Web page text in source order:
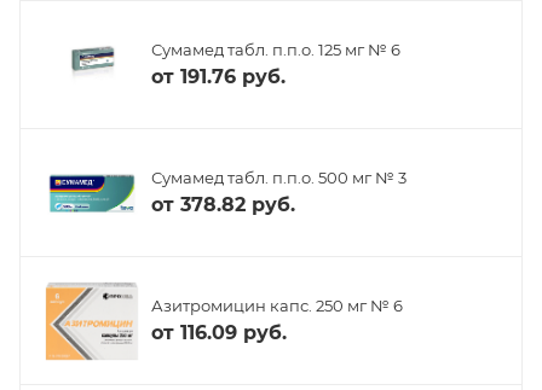
Сумамед табл. п.п.о. 125 мг № 6
от 191.76 руб.
Сумамед табл. п.п.о. 500 мг № 3
от 378.82 руб.
Азитромицин капс. 250 мг № 6
от 116.09 руб.